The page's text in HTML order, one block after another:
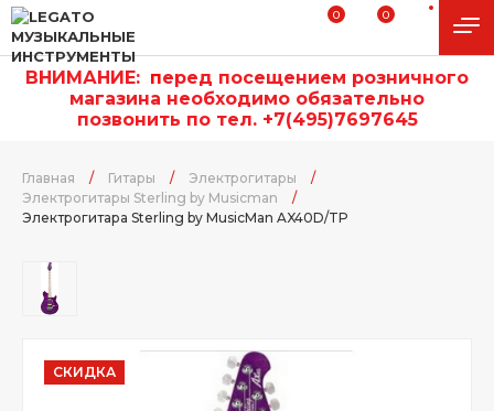
0 0
ВНИМАНИЕ: перед посещением розничного
магазина необходимо обязательно
позвонить по тел. +7(495)7697645
Главная / Гитары / Электрогитары
/
Электрогитары Sterling by Musicman
/
Электрогитара Sterling by MusicMan AX40D/TP
СКИДКА